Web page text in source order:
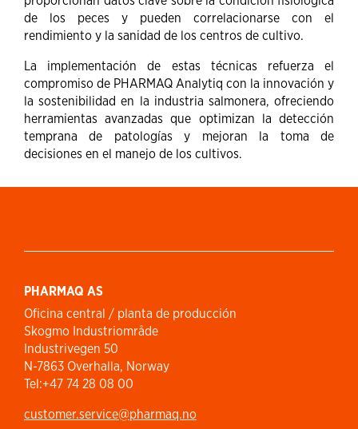
de los peces y pueden correlacionarse con el
rendimiento y la sanidad de los centros de cultivo.
La implementación de estas técnicas refuerza el
compromiso de PHARMAQ Analytiq con la innovación y
la sostenibilidad en la industria salmonera, ofreciendo
herramientas avanzadas que optimizan la detección
temprana de patologías y mejoran la toma de
decisiones en el manejo de los cultivos.
PHARMAQ AS
Oficina central / planta de producción
Skogmo Industriområde
Industrivegen 50
N-7863 Overhalla, Norway
Tel:+47 74 28 08 00
customer.service​@pharmaq.no